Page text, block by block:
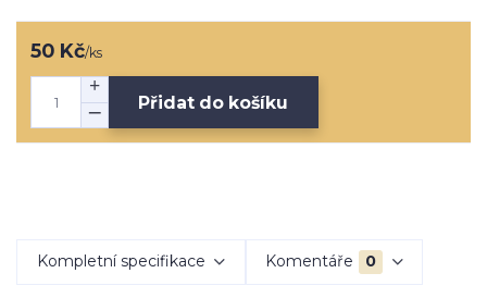
50 Kč/ks
Přidat do košíku
Kompletní specifikace Komentáře 0